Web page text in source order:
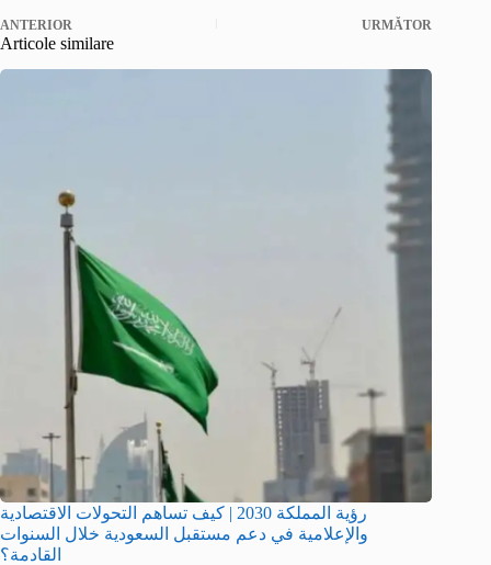
ANTERIOR URMĂTOR
Articole similare
رؤية المملكة 2030 | كيف تساهم التحولات الاقتصادية
والإعلامية في دعم مستقبل السعودية خلال السنوات
القادمة؟